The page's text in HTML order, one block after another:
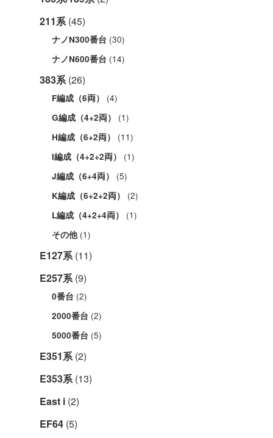
211系 (45)
ナノN300番台 (30)
ナノN600番台 (14)
383系 (26)
F編成（6両） (4)
G編成（4+2両） (1)
H編成（6+2両） (11)
I編成（4+2+2両） (1)
J編成（6+4両） (5)
K編成（6+2+2両） (2)
L編成（4+2+4両） (1)
その他(1)
E127系 (11)
E257系 (9)
0番台 (2)
2000番台 (2)
5000番台 (5)
E351系 (2)
E353系 (13)
East i (2)
EF64 (5)